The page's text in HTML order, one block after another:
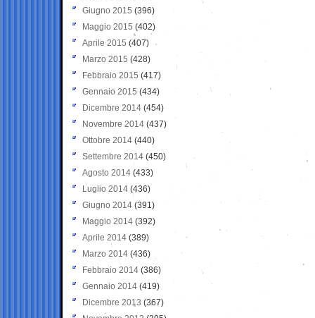
Giugno 2015 (396)
Maggio 2015 (402)
Aprile 2015 (407)
Marzo 2015 (428)
Febbraio 2015 (417)
Gennaio 2015 (434)
Dicembre 2014 (454)
Novembre 2014 (437)
Ottobre 2014 (440)
Settembre 2014 (450)
Agosto 2014 (433)
Luglio 2014 (436)
Giugno 2014 (391)
Maggio 2014 (392)
Aprile 2014 (389)
Marzo 2014 (436)
Febbraio 2014 (386)
Gennaio 2014 (419)
Dicembre 2013 (367)